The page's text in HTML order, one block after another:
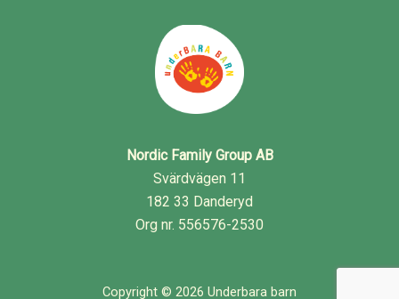
Nordic Family Group AB
Svärdvägen 11
182 33 Danderyd
Org nr. 556576-2530
Copyright © 2026 Underbara barn